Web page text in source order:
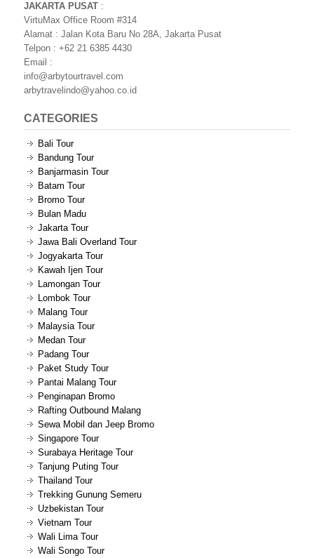
JAKARTA PUSAT :
VirtuMax Office Room #314
Alamat : Jalan Kota Baru No 28A, Jakarta Pusat
Telpon : +62 21 6385 4430
Email :
info@arbytourtravel.com
arbytravelindo@yahoo.co.id
CATEGORIES
Bali Tour
Bandung Tour
Banjarmasin Tour
Batam Tour
Bromo Tour
Bulan Madu
Jakarta Tour
Jawa Bali Overland Tour
Jogyakarta Tour
Kawah Ijen Tour
Lamongan Tour
Lombok Tour
Malang Tour
Malaysia Tour
Medan Tour
Padang Tour
Paket Study Tour
Pantai Malang Tour
Penginapan Bromo
Rafting Outbound Malang
Sewa Mobil dan Jeep Bromo
Singapore Tour
Surabaya Heritage Tour
Tanjung Puting Tour
Thailand Tour
Trekking Gunung Semeru
Uzbekistan Tour
Vietnam Tour
Wali Lima Tour
Wali Songo Tour